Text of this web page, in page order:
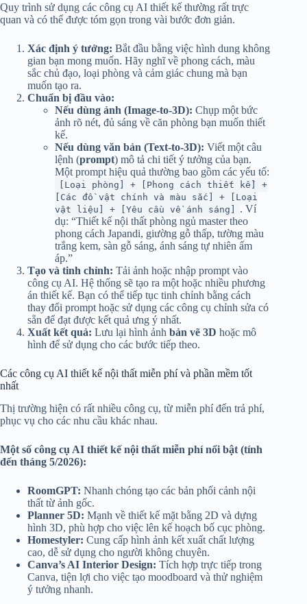
Quy trình sử dụng các công cụ AI thiết kế thường rất trực
quan và có thể được tóm gọn trong vài bước đơn giản.
Xác định ý tưởng: Bắt đầu bằng việc hình dung không
gian bạn mong muốn. Hãy nghĩ về phong cách, màu
sắc chủ đạo, loại phòng và cảm giác chung mà bạn
muốn tạo ra.
Chuẩn bị đầu vào:
Nếu dùng ảnh (Image-to-3D): Chụp một bức
ảnh rõ nét, đủ sáng về căn phòng bạn muốn thiết
kế.
Nếu dùng văn bản (Text-to-3D): Viết một câu
lệnh (prompt) mô tả chi tiết ý tưởng của bạn.
Một prompt hiệu quả thường bao gồm các yếu tố:
[Loại phòng] + [Phong cách thiết kế] +
[Các đồ vật chính và màu sắc] + [Loại
vật liệu] + [Yêu cầu về ánh sáng]
. Ví
dụ: “Thiết kế nội thất phòng ngủ master theo
phong cách Japandi, giường gỗ thấp, tường màu
trắng kem, sàn gỗ sáng, ánh sáng tự nhiên ấm
áp.”
Tạo và tinh chỉnh: Tải ảnh hoặc nhập prompt vào
công cụ AI. Hệ thống sẽ tạo ra một hoặc nhiều phương
án thiết kế. Bạn có thể tiếp tục tinh chỉnh bằng cách
thay đổi prompt hoặc sử dụng các công cụ chỉnh sửa có
sẵn để đạt được kết quả ưng ý nhất.
Xuất kết quả: Lưu lại hình ảnh bản vẽ 3D hoặc mô
hình để sử dụng cho các bước tiếp theo.
Các công cụ AI thiết kế nội thất miễn phí và phần mềm tốt
nhất
Thị trường hiện có rất nhiều công cụ, từ miễn phí đến trả phí,
phục vụ cho các nhu cầu khác nhau.
Một số công cụ AI thiết kế nội thất miễn phí nổi bật (tính
đến tháng 5/2026):
RoomGPT: Nhanh chóng tạo các bản phối cảnh nội
thất từ ảnh gốc.
Planner 5D: Mạnh về thiết kế mặt bằng 2D và dựng
hình 3D, phù hợp cho việc lên kế hoạch bố cục phòng.
Homestyler: Cung cấp hình ảnh kết xuất chất lượng
cao, dễ sử dụng cho người không chuyên.
Canva’s AI Interior Design: Tích hợp trực tiếp trong
Canva, tiện lợi cho việc tạo moodboard và thử nghiệm
ý tưởng nhanh.